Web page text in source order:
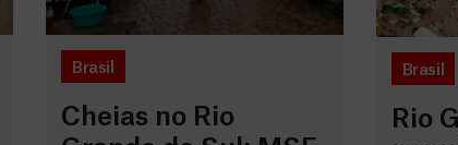
Brasil
Cheias no Rio
Brasil
Rio